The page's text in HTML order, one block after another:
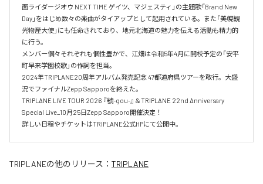
面ライダージオウ NEXT TIME ゲイツ、マジェスティ」の主題歌「Brand New
Day」をはじめ数々の楽曲がタイアップとして起用されている。また「美幌観
光物産大使」にも任命されており、地元北海道の魅力を伝える活動も精力的
に行う。
メンバー個々それぞれも個性豊かで、江畑は令和5年4月に開校予定の「安平
町早来学園校歌」の作詞を担当。
2024年TRIPLANE20周年アルバム発売記念 47都道府県ツアーを敢行。大盛
況でファイナルZepp Sapporoを終えた。
TRIPLANE LIVE TOUR 2026 『號-gou-』＆TRIPLANE 22nd Anniversary
Special Live_10月25日Zepp Sapporo開催決定！
詳しい日程やチケットはTRIPLANE公式HPにて公開中。
TRIPLANEの他のリリース： TRIPLANE